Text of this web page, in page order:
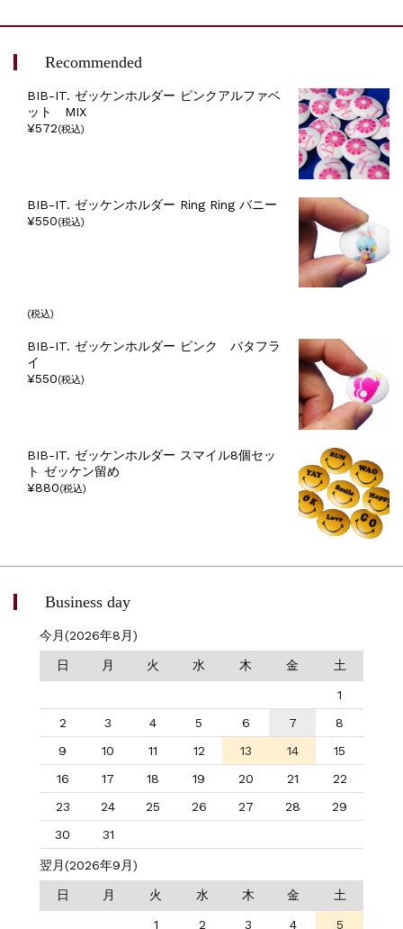
Recommended
BIB-IT. ゼッケンホルダー ピンクアルファベ
ット MIX
¥572(税込)
BIB-IT. ゼッケンホルダー Ring Ring バニー
¥550(税込)
(税込)
BIB-IT. ゼッケンホルダー ピンク バタフラ
イ
¥550(税込)
BIB-IT. ゼッケンホルダー スマイル8個セッ
ト ゼッケン留め
¥880(税込)
Business day
今月(2026年8月)
日 月 火 水 木 金 土
1
2
3 4 5 6 7
8
9
10 11 12 13 14
15
16
17 18 19 20 21
22
23
24 25 26 27 28
29
30
31
翌月(2026年9月)
日 月 火 水 木 金 土
1 2 3 4 5